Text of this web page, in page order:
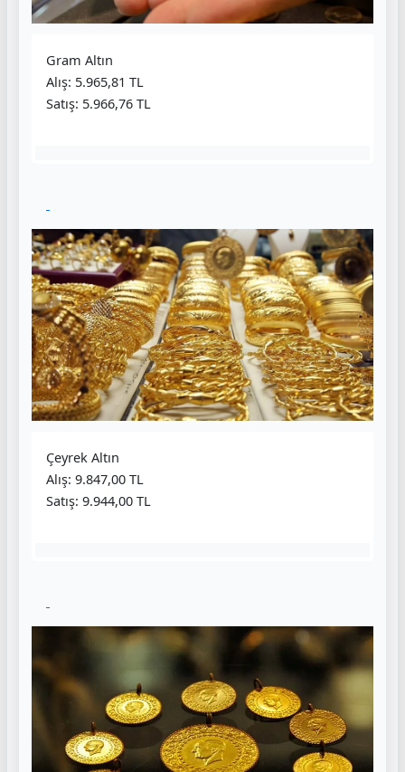
Gram Altın
Alış: 5.965,81 TL
Satış: 5.966,76 TL
Çeyrek Altın
Alış: 9.847,00 TL
Satış: 9.944,00 TL